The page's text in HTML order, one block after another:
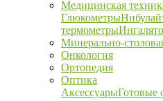
Медицинская
Глюкометры
термометры
Минерально-
Онкология
Ортопедия
Оптика
АксессуарыГотовые